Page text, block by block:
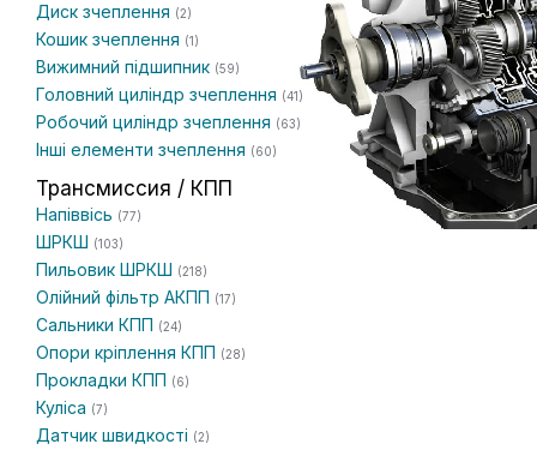
Диск зчеплення (2)
Кошик зчеплення (1)
Вижимний підшипник (59)
Головний циліндр зчеплення (41)
Робочий циліндр зчеплення (63)
Інші елементи зчеплення (60)
Трансмиссия / КПП
Напіввісь (77)
ШРКШ (103)
Пильовик ШРКШ (218)
Олійний фільтр АКПП (17)
Сальники КПП (24)
Опори кріплення КПП (28)
Прокладки КПП (6)
Куліса (7)
Датчик швидкості (2)